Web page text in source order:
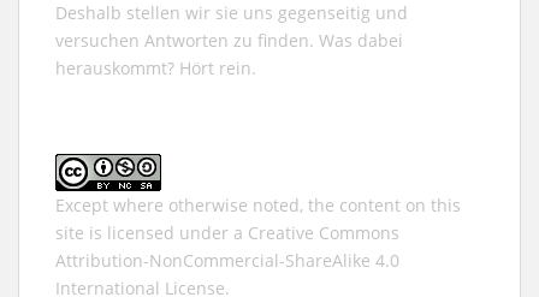
Deshalb stellen wir sie uns gegenseitig und
versuchen Antworten zu finden. Was dabei
herauskommt? Hört rein.
Except where otherwise noted, the content on this
site is licensed under a Creative Commons
Attribution-NonCommercial-ShareAlike 4.0
International License.